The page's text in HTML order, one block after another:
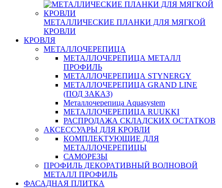
МЕТАЛЛИЧЕСКИЕ ПЛАНКИ ДЛЯ МЯГКОЙ
КРОВЛИ
КРОВЛЯ
МЕТАЛЛОЧЕРЕПИЦА
МЕТАЛЛОЧЕРЕПИЦА МЕТАЛЛ
ПРОФИЛЬ
МЕТАЛЛОЧЕРЕПИЦА STYNERGY
МЕТАЛЛОЧЕРЕПИЦА GRAND LINE
(ПОД ЗАКАЗ)
Металлочерепица Aquasystem
МЕТАЛЛОЧЕРЕПИЦА RUUKKI
РАСПРОДАЖА СКЛАДСКИХ ОСТАТКОВ
АКСЕССУАРЫ ДЛЯ КРОВЛИ
КОМПЛЕКТУЮЩИЕ ДЛЯ
МЕТАЛЛОЧЕРЕПИЦЫ
САМОРЕЗЫ
ПРОФИЛЬ ДЕКОРАТИВНЫЙ ВОЛНОВОЙ
МЕТАЛЛ ПРОФИЛЬ
ФАСАДНАЯ ПЛИТКА